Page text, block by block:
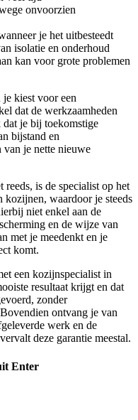
onvoorzien
je het uitbesteedt
isolatie en onderhoud
kan voor grote problemen
kiest voor een
dat de werkzaamheden
dat je bij toekomstige
bijstand en
van je nette nieuwe
is de specialist op het
kozijnen, waardoor je steeds
niet enkel aan de
en de wijze van
met je meedenkt en je
komt.
een kozijnspecialist in
resultaat krijgt en dat
zonder
ontvang je van
werk en de
deze garantie meestal.
Enter